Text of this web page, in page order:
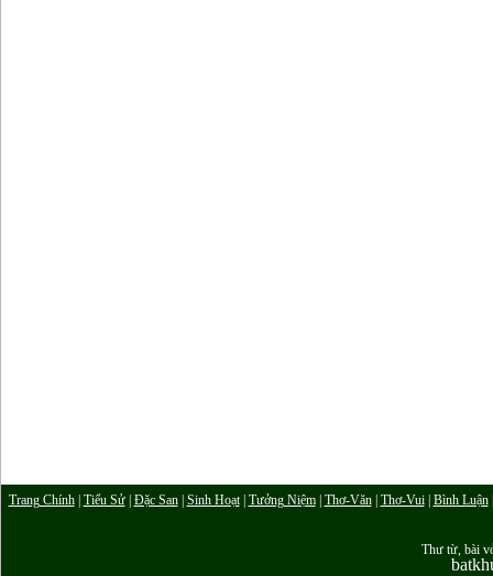
Trang Chính| Tiểu Sử| Đặc San| Sinh Hoạt| Tưởng Niệm| Thơ-Văn| Thơ-Vui| Bình Luận
Thư từ, bài